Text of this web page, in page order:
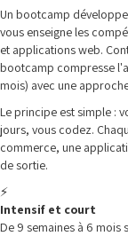
Un bootcamp
vous enseigne les
et applications web.
bootcamp compresse
mois) avec une
Le principe est simple :
jours, vous codez.
commerce, une
de sortie.
⚡
Intensif et court
De 9 semaines à 6 mois